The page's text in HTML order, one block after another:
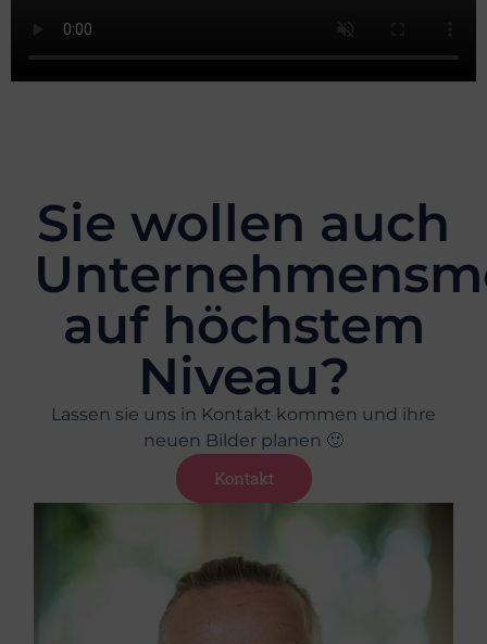
Sie wollen auch
auf höchstem
Niveau?
Lassen sie uns in Kontakt kommen und ihre
neuen Bilder planen 🙂
Kontakt